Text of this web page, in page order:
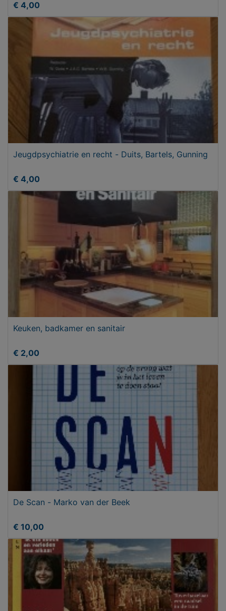
€ 4,00
Jeugdpsychiatrie en recht - Duits, Bartels, Gunning
€ 4,00
Keuken, badkamer en sanitair
€ 2,00
De Scan - Marko van der Beek
€ 10,00